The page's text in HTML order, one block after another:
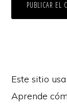
Este sitio
Aprende